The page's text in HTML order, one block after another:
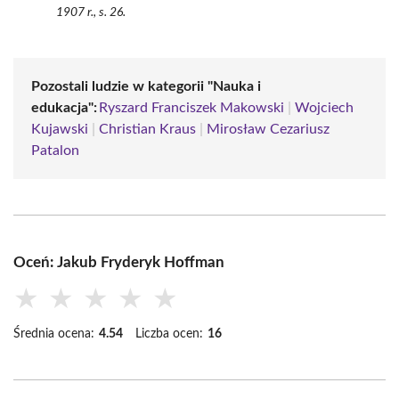
1907 r., s. 26.
Pozostali ludzie w kategorii "Nauka i
edukacja": Ryszard Franciszek Makowski
Wojciech
Kujawski
Christian Kraus
Mirosław Cezariusz
Patalon
Oceń: Jakub Fryderyk Hoffman
★ ★ ★ ★ ★
Średnia ocena: 4.54 Liczba ocen: 16